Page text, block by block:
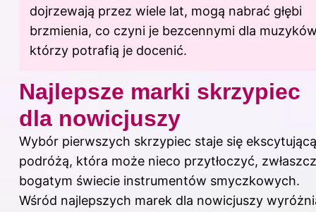
dojrzewają przez wiele lat, mogą nabrać głębi
brzmienia, co czyni je bezcennymi dla
którzy potrafią je docenić.
Najlepsze marki skrzypiec
dla nowicjuszy
Wybór pierwszych skrzypiec staje się ekscytującą
podróżą, która może nieco przytłoczyć,
bogatym świecie instrumentów smyczkowych.
Wśród najlepszych marek dla nowicjuszy